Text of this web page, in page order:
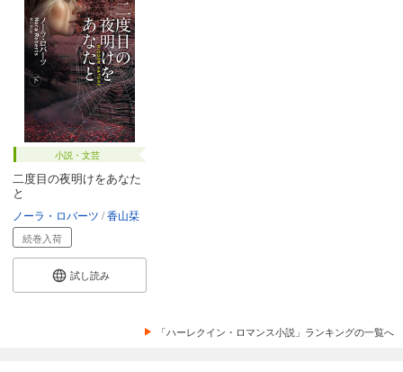
小説・文芸
二度目の夜明けをあなた
と
ノーラ・ロバーツ 香山栞
続巻入荷
試し読み
「ハーレクイン・ロマンス小説」ランキングの一覧へ